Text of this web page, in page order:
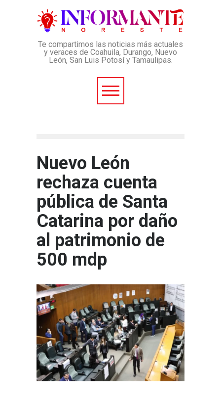
Te compartimos las noticias más actuales
y veraces de Coahuila, Durango, Nuevo
León, San Luis Potosí y Tamaulipas.
Nuevo León
rechaza cuenta
pública de Santa
Catarina por daño
al patrimonio de
500 mdp